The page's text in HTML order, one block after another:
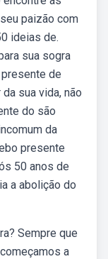
paizão com
ideias de.
sua sogra
de
sua vida, não
do são
da
presente
50 anos de
a abolição do
Sempre que
a